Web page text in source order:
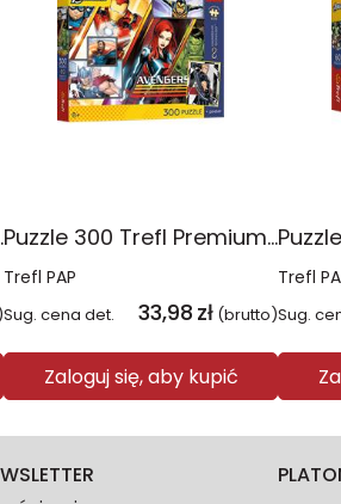
bohater 23047 Puzzle 300 Trefl Premium Plus Kids Disney Marvel the Avengers Siła Drużyny 23046
Trefl PAP
Sug. cena det. 33,98 zł (brutto)
Zaloguj się, aby kupić
Trefl
Sug.